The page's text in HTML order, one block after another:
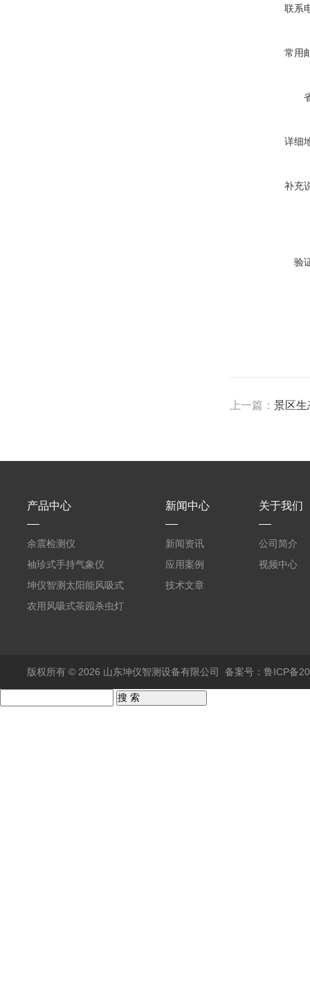
联系
常用
详细
补充
验
上一篇：景区生
产品中心
余震检测仪
袖珍式手持气象仪
坤仪智测太阳能风吸式
杀虫灯
农用风吸式茶园杀虫灯
新闻中心
新闻资讯
应用案例
技术文章
关于我们
公司简介
视频中心
版权所有 © 2026 山东坤仪智测设备有限公司 备案号：鲁ICP备